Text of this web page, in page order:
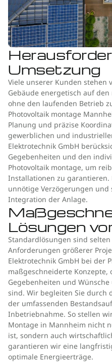
Umsetzung
Viele unserer Kunden stehen
Gebäude energetisch auf
ohne den laufenden Betrieb
Photovoltaik montage
Planung und präzise
gewerblichen und
Elektrotechnik GmbH
Gegebenheiten und den
Photovoltaik montage, um
Installationen zu
unnötige Verzögerungen
Integration der Anlage.
Lösungen
Standardlösungen sind
Anforderungen größerer
Elektrotechnik GmbH bei der
maßgeschneiderte
Gegebenheiten und
sind. Wir begleiten Sie durch
der umfassenden
Inbetriebnahme. So stellen
Montage in Mannheim nicht
ist, sondern auch
garantieren wir eine
optimale Energieerträge.